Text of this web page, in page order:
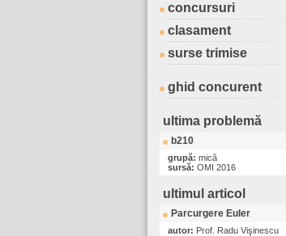
concursuri
clasament
surse trimise
ghid concurent
ultima problemă
b210
grupă: mică
sursă: OMI 2016
ultimul articol
Parcurgere Euler
autor: Prof. Radu Vişinescu